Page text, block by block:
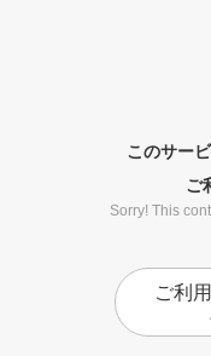
このサー
ご
Sorry! This
ご利